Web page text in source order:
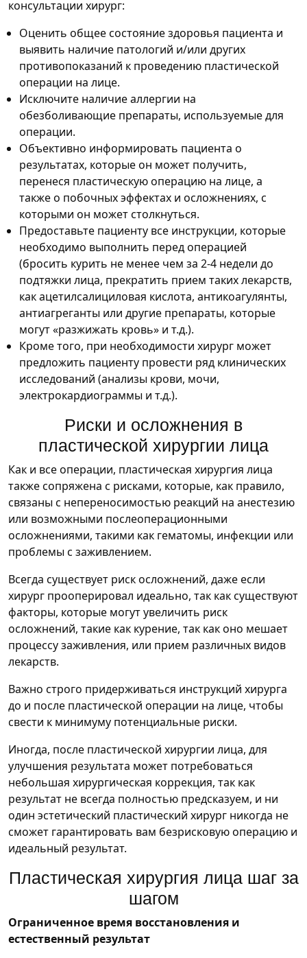
консультации хирург:
Оценить общее состояние здоровья пациента и
выявить наличие патологий и/или других
противопоказаний к проведению пластической
операции на лице.
Исключите наличие аллергии на
обезболивающие препараты, используемые для
операции.
Объективно информировать пациента о
результатах, которые он может получить,
перенеся пластическую операцию на лице, а
также о побочных эффектах и осложнениях, с
которыми он может столкнуться.
Предоставьте пациенту все инструкции, которые
необходимо выполнить перед операцией
(бросить курить не менее чем за 2-4 недели до
подтяжки лица, прекратить прием таких лекарств,
как ацетилсалициловая кислота, антикоагулянты,
антиагреганты или другие препараты, которые
могут «разжижать кровь» и т.д.).
Кроме того, при необходимости хирург может
предложить пациенту провести ряд клинических
исследований (анализы крови, мочи,
электрокардиограммы и т.д.).
Риски и осложнения в
пластической хирургии лица
Как и все операции, пластическая хирургия лица
также сопряжена с рисками, которые, как правило,
связаны с непереносимостью реакций на анестезию
или возможными послеоперационными
осложнениями, такими как гематомы, инфекции или
проблемы с заживлением.
Всегда существует риск осложнений, даже если
хирург прооперировал идеально, так как существуют
факторы, которые могут увеличить риск
осложнений, такие как курение, так как оно мешает
процессу заживления, или прием различных видов
лекарств.
Важно строго придерживаться инструкций хирурга
до и после пластической операции на лице, чтобы
свести к минимуму потенциальные риски.
Иногда, после пластической хирургии лица, для
улучшения результата может потребоваться
небольшая хирургическая коррекция, так как
результат не всегда полностью предсказуем, и ни
один эстетический пластический хирург никогда не
сможет гарантировать вам безрисковую операцию и
идеальный результат.
Пластическая хирургия лица шаг за
шагом
Ограниченное время восстановления и
естественный результат